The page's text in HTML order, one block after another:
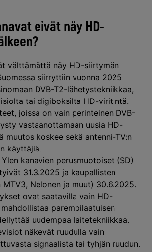
eivät näy HD-
välttämättä näy HD-siirtymän
siirryttiin vuonna 2025
DVB-T2-lähetystekniikkaa,
tai digiboksilta HD-viritintä.
joissa on vain perinteinen DVB-
vastaanottamaan uusia HD-
muutos koskee sekä antenni-TV:n
käyttäjiä.
kanavien perusmuotoiset (SD)
31.3.2025 ja kaupallisten
MTV3, Nelonen ja muut) 30.6.2025.
ovat saatavilla vain HD-
parempilaatuisen
uudempaa laitetekniikkaa.
näkevät ruudulla vain
signaalista tai tyhjän ruudun.